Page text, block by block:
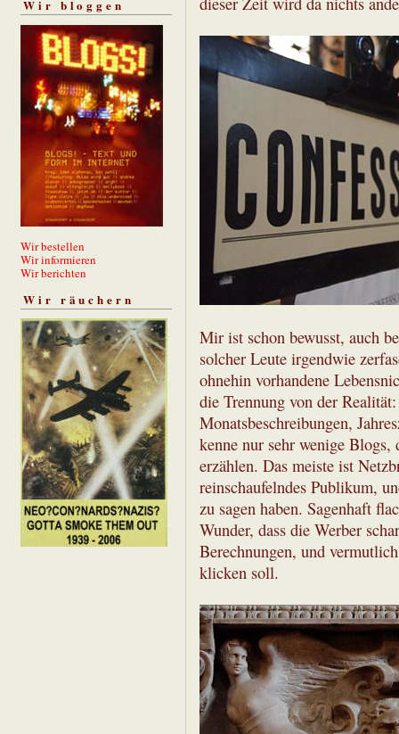
Wir bloggen
Wir bestellen
Wir informieren
Wir berichten
Wir räuchern
Mir ist schon bewusst, auch
solcher Leute irgendwie
ohnehin vorhandene
die Trennung von der
Monatsbeschreibungen,
kenne nur sehr wenige
erzählen. Das meiste ist
reinschaufelndes Publikum,
zu sagen haben. Sagenhaft
Wunder, dass die Werber
Berechnungen, und
klicken soll.